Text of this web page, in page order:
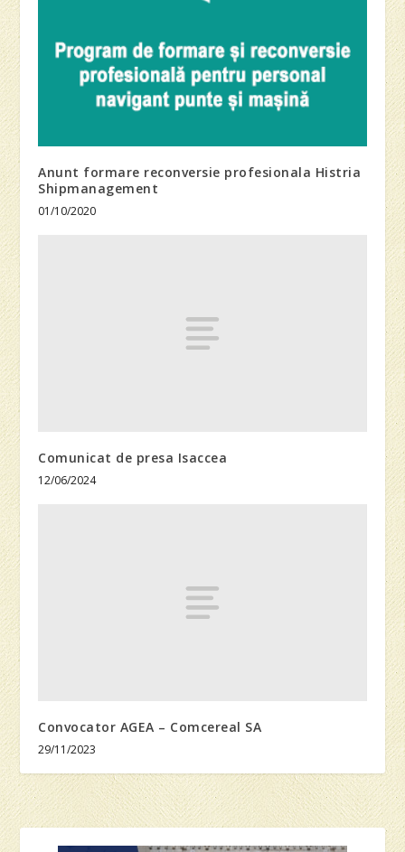
Anunt formare reconversie profesionala Histria
Shipmanagement
01/10/2020
Comunicat de presa Isaccea
12/06/2024
Convocator AGEA – Comcereal SA
29/11/2023